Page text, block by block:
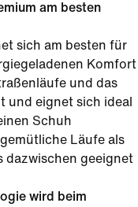
am besten
sich am besten für
Komfort
und das
und eignet sich ideal
Schuh
Läufe als
dazwischen geeignet
wird beim